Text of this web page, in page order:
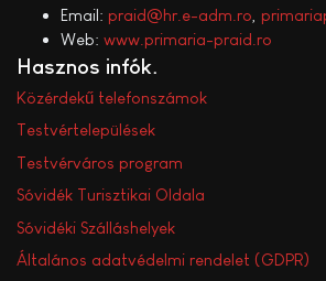
Email: praid@hr.e-adm.ro
Web: www.primaria-praid.ro
Hasznos infók
Közérdekű telefonszámok
Testvértelepülések
Testvérváros program
Sóvidék Turisztikai Oldala
Sóvidéki Szálláshelyek
Általános adatvédelmi rendelet (GDPR)